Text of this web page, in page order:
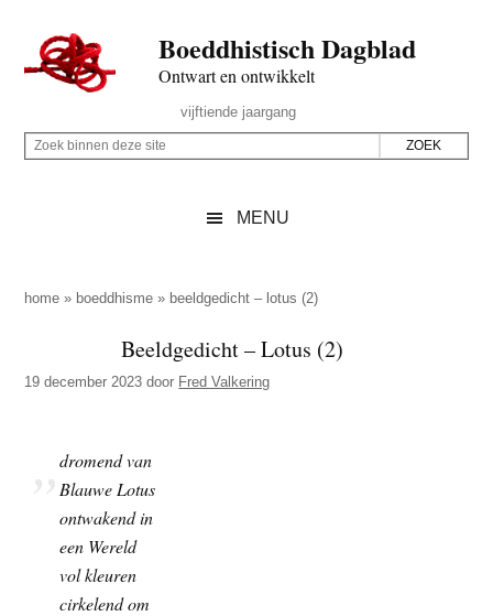
naar
de
inhoud
secondary
naar
de
sidebar
naar
de
Boeddhistisch Dagblad
Ontwart en ontwikkelt
Rechts
vijftiende jaargang
Z
p
z
Z
i
e
MENU
home » boeddhisme » beeldgedicht – lotus (2)
Beeldgedicht – Lotus (2)
19 december 2023 door Fred Valkering
dromend van
Blauwe Lotus
ontwakend in
een Wereld
vol kleuren
cirkelend om